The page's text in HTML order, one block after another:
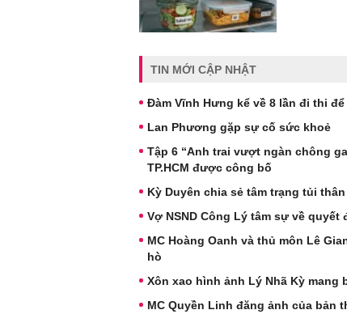
TIN MỚI CẬP NHẬT
Đàm Vĩnh Hưng kể về 8 lần đi thi
Lan Phương gặp sự cố sức khoẻ
Tập 6 “Anh trai vượt ngàn chông
TP.HCM được công bố
Kỳ Duyên chia sẻ tâm trạng tủi
Vợ NSND Công Lý tâm sự về
MC Hoàng Oanh và thủ môn Lê
hò
Xôn xao hình ảnh Lý Nhã Kỳ mang
MC Quyền Linh đăng ảnh của bản